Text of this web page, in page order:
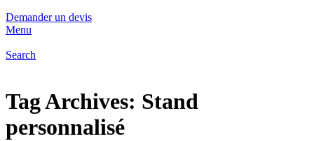
Demander un devis
Menu
Search
Tag Archives: Stand
personnalisé